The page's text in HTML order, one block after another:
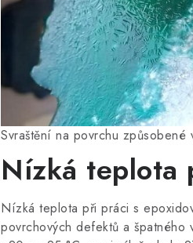
Svraštění na povrchu způsobené
Nízká teplota
Nízká teplota při práci s
povrchových defektů a